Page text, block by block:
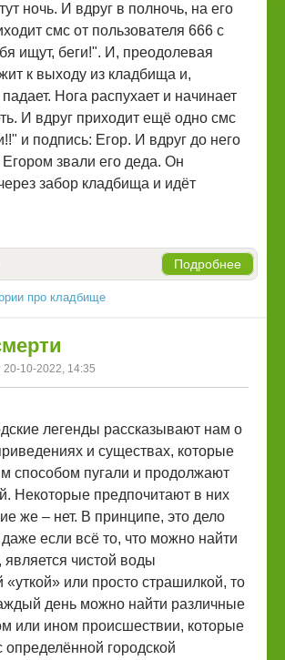
ночь. И вдруг в полночь, на его
смс от пользователя 666 с
ищут, беги!". И, преодолевая
к выходу из кладбища и,
Нога распухает и начинает
И вдруг приходит ещё одно смс
и подпись: Егор. И вдруг до него
Егором звали его деда. Он
забор кладбища и идёт
Подробнее
про кладбище
20-10-2022, 14:35
легенды рассказывают нам о
и существах, которые
способом пугали и продолжают
Некоторые предпочитают в них
же – нет. В принципе, это дело
если всё то, что можно найти
является чистой воды
«уткой» или просто страшилкой, то
день можно найти различные
или ином происшествии, которые
городской